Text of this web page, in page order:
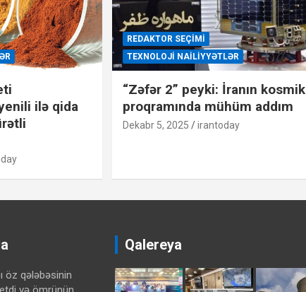
ilə qida
REDAKTOR SEÇIMI
TEXNOLOJI NAILIYYƏTLƏR
“Zəfər 2” peyki: İranın kosmik
proqramında mühüm addım
Dekabr 5, 2025 irantoday
öz qələbəsinin
Qalereya